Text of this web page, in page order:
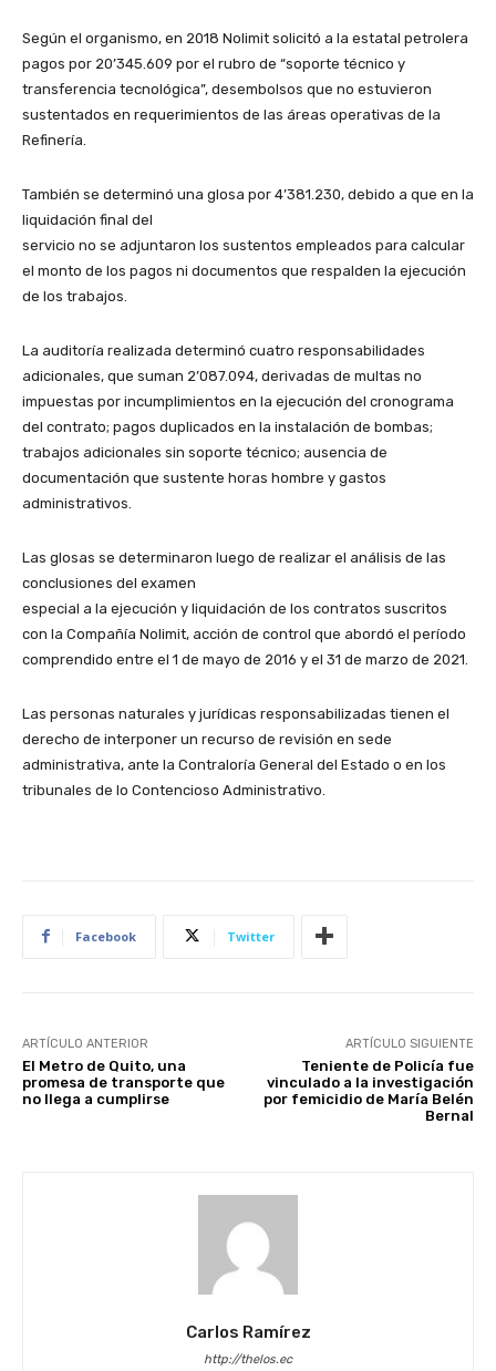
Según el organismo, en 2018 Nolimit solicitó a la estatal petrolera
pagos por 20’345.609 por el rubro de “soporte técnico y
transferencia tecnológica”, desembolsos que no estuvieron
sustentados en requerimientos de las áreas operativas de la
Refinería.
También se determinó una glosa por 4’381.230, debido a que en la
liquidación final del
servicio no se adjuntaron los sustentos empleados para calcular
el monto de los pagos ni documentos que respalden la ejecución
de los trabajos.
La auditoría realizada determinó cuatro responsabilidades
adicionales, que suman 2’087.094, derivadas de multas no
impuestas por incumplimientos en la ejecución del cronograma
del contrato; pagos duplicados en la instalación de bombas;
trabajos adicionales sin soporte técnico; ausencia de
documentación que sustente horas hombre y gastos
administrativos.
Las glosas se determinaron luego de realizar el análisis de las
conclusiones del examen
especial a la ejecución y liquidación de los contratos suscritos
con la Compañía Nolimit, acción de control que abordó el período
comprendido entre el 1 de mayo de 2016 y el 31 de marzo de 2021.
Las personas naturales y jurídicas responsabilizadas tienen el
derecho de interponer un recurso de revisión en sede
administrativa, ante la Contraloría General del Estado o en los
tribunales de lo Contencioso Administrativo.
Facebook Twitter
ARTÍCULO ANTERIOR
El Metro de Quito, una
promesa de transporte que
no llega a cumplirse
ARTÍCULO SIGUIENTE
Teniente de Policía fue
vinculado a la investigación
por femicidio de María Belén
Bernal
Carlos Ramírez
http://thelos.ec